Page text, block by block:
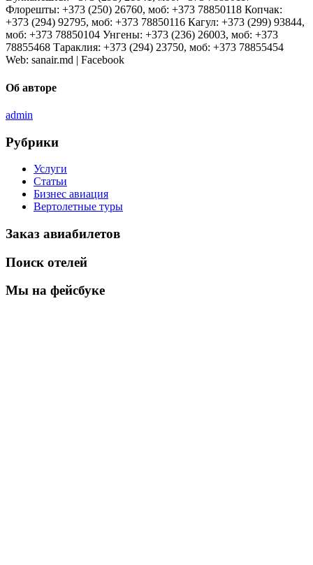
Флорешты: +373 (250) 26760, моб: +373 78850118 Копчак:
+373 (294) 92795, моб: +373 78850116 Кагул: +373 (299) 93844,
моб: +373 78850104 Унгены: +373 (236) 26003, моб: +373
78855468 Тараклия: +373 (294) 23750, моб: +373 78855454
Web: sanair.md | Facebook
Об авторе
admin
Рубрики
Услуги
Статьи
Бизнес авиация
Вертолетные туры
Заказ авиабилетов
Поиск отелей
Мы на фейсбуке